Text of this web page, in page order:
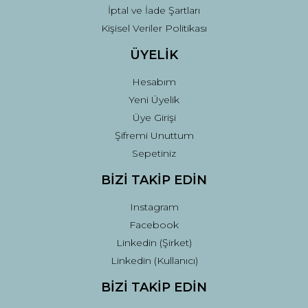
İptal ve İade Şartları
Kişisel Veriler Politikası
ÜYELİK
Hesabım
Yeni Üyelik
Üye Girişi
Şifremi Unuttum
Sepetiniz
BİZİ TAKİP EDİN
Instagram
Facebook
Linkedin (Şirket)
Linkedin (Kullanıcı)
BİZİ TAKİP EDİN